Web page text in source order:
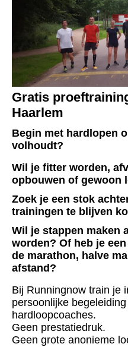
Gratis
Haarlem
Begin met hardlopen
volhoudt?
Wil je fitter worden,
opbouwen of gewoon
Zoek je een stok
trainingen te blijven
Wil je stappen maken
worden? Of heb je
de marathon, halve
afstand?
Bij Runningnow train je
persoonlijke
hardloopcoaches.
Geen prestatiedruk.
Geen grote anonieme